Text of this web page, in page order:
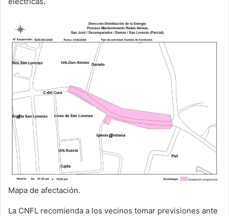
Mapa de afectación.
La CNFL recomienda a los vecinos tomar previsiones ante